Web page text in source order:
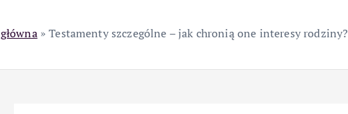
»Testamenty szczególne – jak chronią one interesy rodziny?